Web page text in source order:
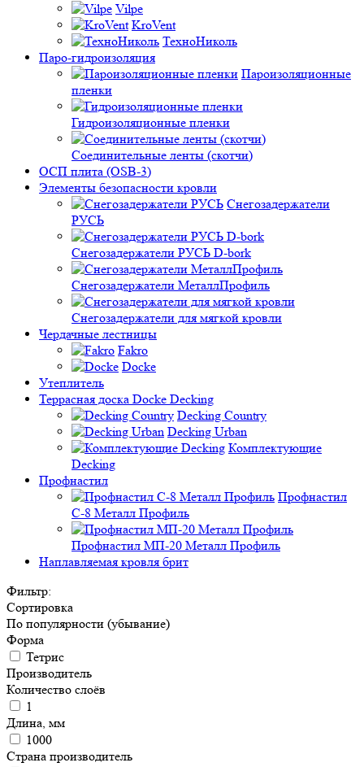
Vilpe
KroVent
ТехноНиколь
Паро-гидроизоляция
Пароизоляционные
пленки
Гидроизоляционные пленки
Соединительные ленты (скотчи)
ОСП плита (OSB-3)
Элементы безопасности кровли
Снегозадержатели
РУСЬ
Снегозадержатели РУСЬ D-bork
Снегозадержатели МеталлПрофиль
Снегозадержатели для мягкой кровли
Чердачные лестницы
Fakro
Docke
Утеплитель
Террасная доска Docke Decking
Decking Country
Decking Urban
Комплектующие
Decking
Профнастил
Профнастил
C-8 Металл Профиль
Профнастил МП-20 Металл Профиль
Наплавляемая кровля брит
Фильтр:
Сортировка
По популярности (убывание)
Форма
Тетрис
Производитель
Количество слоёв
1
Длина, мм
1000
Страна производитель